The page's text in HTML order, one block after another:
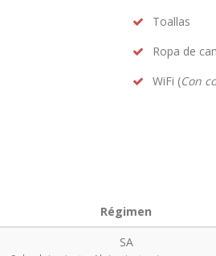
Toallas
Ropa de
WiFi (Con
Régimen
SA